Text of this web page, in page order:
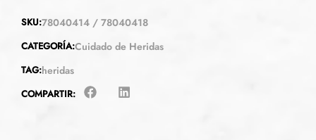
SKU:78040414 / 78040418
CATEGORÍA:Cuidado de Heridas
TAG:heridas
COMPARTIR: